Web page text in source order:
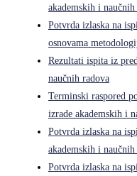
akademskih i naučnih
Potvrda izlaska na
osnovama
Rezultati ispita iz
naučnih radova
Terminski raspored
izrade akademskih i
Potvrda izlaska na
akademskih i naučnih
Potvrda izlaska na